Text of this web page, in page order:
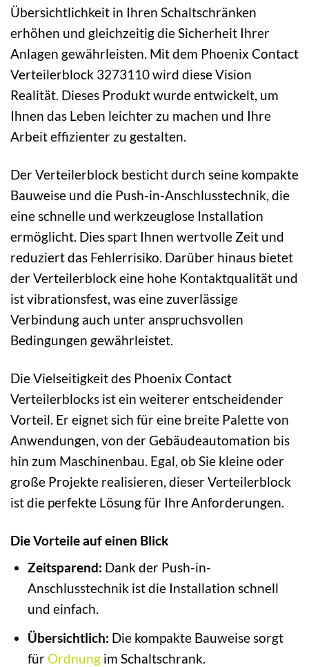
Übersichtlichkeit in Ihren Schaltschränken
erhöhen und gleichzeitig die Sicherheit Ihrer
Anlagen gewährleisten. Mit dem Phoenix Contact
Verteilerblock 3273110 wird diese Vision
Realität. Dieses Produkt wurde entwickelt, um
Ihnen das Leben leichter zu machen und Ihre
Arbeit effizienter zu gestalten.
Der Verteilerblock besticht durch seine kompakte
Bauweise und die Push-in-Anschlusstechnik, die
eine schnelle und werkzeuglose Installation
ermöglicht. Dies spart Ihnen wertvolle Zeit und
reduziert das Fehlerrisiko. Darüber hinaus bietet
der Verteilerblock eine hohe Kontaktqualität und
ist vibrationsfest, was eine zuverlässige
Verbindung auch unter anspruchsvollen
Bedingungen gewährleistet.
Die Vielseitigkeit des Phoenix Contact
Verteilerblocks ist ein weiterer entscheidender
Vorteil. Er eignet sich für eine breite Palette von
Anwendungen, von der Gebäudeautomation bis
hin zum Maschinenbau. Egal, ob Sie kleine oder
große Projekte realisieren, dieser Verteilerblock
ist die perfekte Lösung für Ihre Anforderungen.
Die Vorteile auf einen Blick
Zeitsparend: Dank der Push-in-
Anschlusstechnik ist die Installation schnell
und einfach.
Übersichtlich: Die kompakte Bauweise sorgt
für Ordnungim Schaltschrank.